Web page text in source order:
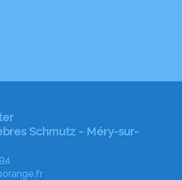
Schmutz - Méry-sur-